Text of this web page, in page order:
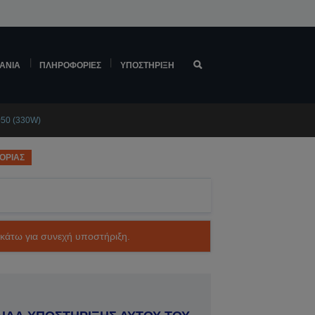
ΠΛΗΡΟΦΟΡΊΕΣ ΥΠΟΣΤΉΡΙΞΗ
(330W)
για συνεχή υποστήριξη.